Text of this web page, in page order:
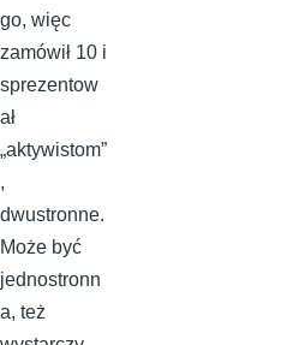
go, więc
zamówił 10 i
sprezentow
ał
„aktywistom”
,
dwustronne.
Może być
jednostronn
a, też